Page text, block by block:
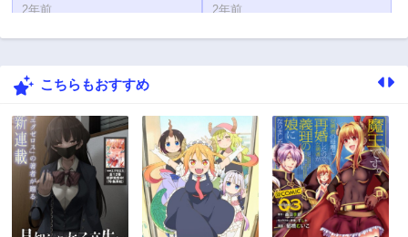
2年前 2年前
第248話 第247話
第246話
第244話
2年前
第243話
2年前
第242話
2年前
第241話
2年前
第240話 第239話
こちらもおすすめ